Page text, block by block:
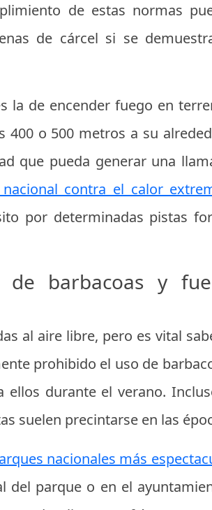
de estas normas
de cárcel si se
la de encender fuego en
o 500 metros a su
que pueda generar una
contra el calor
por determinadas pistas
de barbacoas y
al aire libre, pero es vital
prohibido el uso de
durante el verano.
suelen precintarse en las
nacionales más
parque o en el